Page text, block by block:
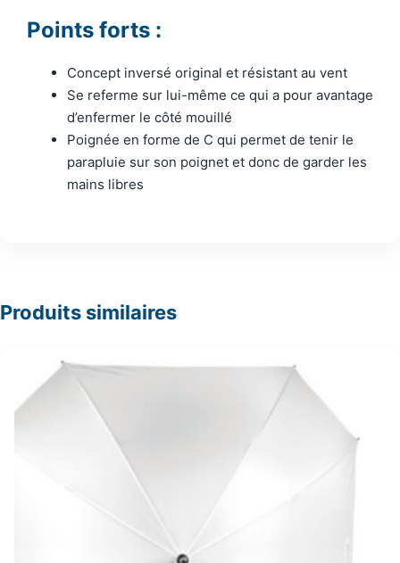
Points forts :
Concept inversé original et résistant au vent
Se referme sur lui-même ce qui a pour avantage
d’enfermer le côté mouillé
Poignée en forme de C qui permet de tenir le
parapluie sur son poignet et donc de garder les
mains libres
Produits similaires